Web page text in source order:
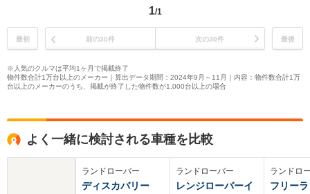
1/1
最初 前の30件 次の30件 最後
※人気のクルマは平均1ヶ月で掲載終了
物件数合計1万台以上のメーカー｜算出データ期間：2024年9月～11月｜内容：物件数合計1万
台以上のメーカーのうち、掲載が終了した物件数が1,000台以上の場合
よく一緒に検討される車種を比較
ランドローバー
ディスカバリー
ランドローバー
レンジローバーイ
ランドロ
フリー